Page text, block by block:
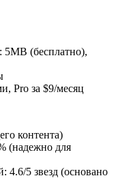
: 5MB (бесплатно),
Pro за $9/месяц
контента)
(надежно для
4.6/5 звезд (основано